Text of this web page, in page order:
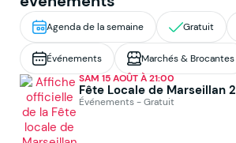
Agenda de la semaine Gratuit
Événements Marchés & Brocantes
SAM 15 AOÛT À 21:00
Fête Locale de Marseillan
Événements - Gratuit